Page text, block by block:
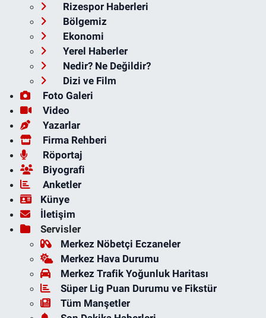
Rizespor Haberleri
Bölgemiz
Ekonomi
Yerel Haberler
Nedir? Ne Değildir?
Dizi ve Film
Foto Galeri
Video
Yazarlar
Firma Rehberi
Röportaj
Biyografi
Anketler
Künye
İletişim
Servisler
Merkez Nöbetçi Eczaneler
Merkez Hava Durumu
Merkez Trafik Yoğunluk Haritası
Süper Lig Puan Durumu ve Fikstür
Tüm Manşetler